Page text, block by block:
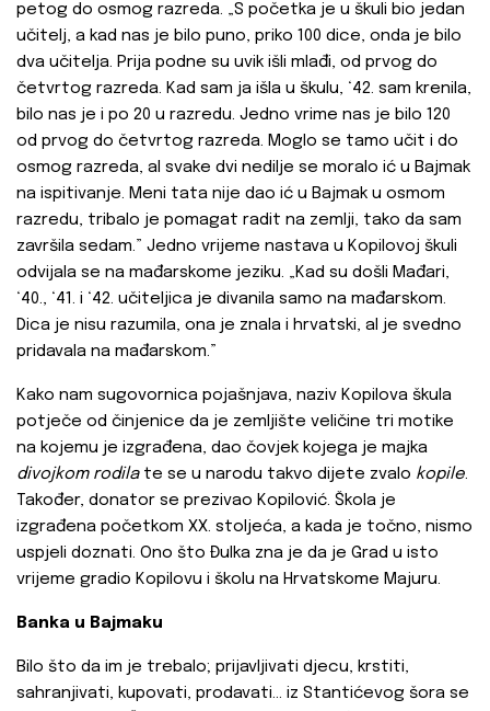
petog do osmog razreda. „S početka je u škuli bio jedan
učitelj, a kad nas je bilo puno, priko 100 dice, onda je bilo
dva učitelja. Prija podne su uvik išli mlađi, od prvog do
četvrtog razreda. Kad sam ja išla u škulu, ‘42. sam krenila,
bilo nas je i po 20 u razredu. Jedno vrime nas je bilo 120
od prvog do četvrtog razreda. Moglo se tamo učit i do
osmog razreda, al svake dvi nedilje se moralo ić u Bajmak
na ispitivanje. Meni tata nije dao ić u Bajmak u osmom
razredu, tribalo je pomagat radit na zemlji, tako da sam
završila sedam.” Jedno vrijeme nastava u Kopilovoj škuli
odvijala se na mađarskome jeziku. „Kad su došli Mađari,
‘40., ‘41. i ‘42. učiteljica je divanila samo na mađarskom.
Dica je nisu razumila, ona je znala i hrvatski, al je svedno
pridavala na mađarskom.”
Kako nam sugovornica pojašnjava, naziv Kopilova škula
potječe od činjenice da je zemljište veličine tri motike
na kojemu je izgrađena, dao čovjek kojega je majka
divojkom rodilate se u narodu takvo dijete zvalo kopile.
Također, donator se prezivao Kopilović. Škola je
izgrađena početkom XX. stoljeća, a kada je točno, nismo
uspjeli doznati. Ono što Đulka zna je da je Grad u isto
vrijeme gradio Kopilovu i školu na Hrvatskome Majuru.
Banka u Bajmaku
Bilo što da im je trebalo; prijavljivati djecu, krstiti,
sahranjivati, kupovati, prodavati… iz Stantićevog šora se